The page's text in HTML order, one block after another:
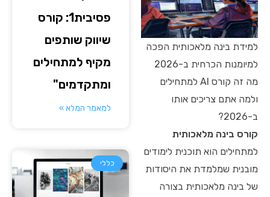
למידת בינה מלאכותית הפכה
למיומנות הכרחית ב-2026
מה זה קורס AI למתחילים
ולמה אתם צריכים אותו
ב-2026?
קורס בינה מלאכותית
למתחילים הוא תוכנית לימודים
מובנית שמלמדת את היסודות
של בינה מלאכותית בצורה
פסיבית1: קורס
שיווק שותפים
מקיף למתחילים
ומתקדמים"
למאמר המלא »
כללי